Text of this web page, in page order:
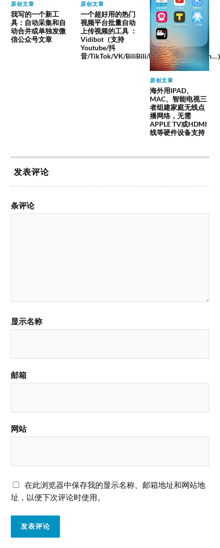
原创文章
我写的一个新工
具：自动采集和自
动合并或单独发微
信公众号文章
原创文章
一个超好用的热门
视频平台批量自动
上传视频的工具 ：
Vidibot（支持
Youtube/抖
音/TikTok/VK/BiliBili/Facebook/instagram…
原创文章
海外用IPAD、
MAC、智能电视三
者组建家庭无线点
播网络，无需
APPLE TV或HDMI
线等硬件设备支持
发表评论
条评论
显示名称
邮箱
网站
在此浏览器中保存我的显示名称、邮箱地址和网站地
址，以便下次评论时使用。